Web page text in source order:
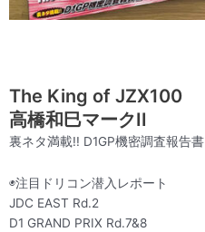
The King of JZX100
高橋和巳マークII
裏ネタ満載!! D1GP機密調査報告書
◉注目ドリコン潜入レポート
JDC EAST Rd.2
D1 GRAND PRIX Rd.7&8